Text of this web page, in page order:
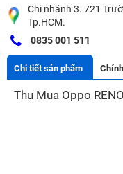
Chi nhánh 3. 721
Tp.HCM.
0835 001 511
Chi tiết sản phẩm
Thu Mua Oppo